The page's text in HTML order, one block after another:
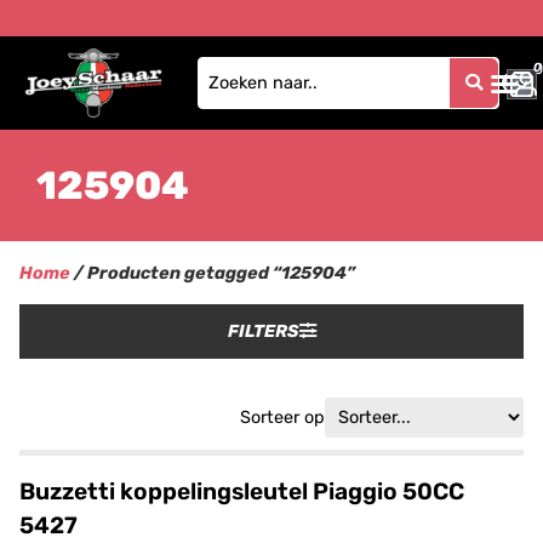
0
0
125904
Home/ Producten getagged “125904”
FILTERS
Sorteer op
Buzzetti koppelingsleutel Piaggio 50CC
5427